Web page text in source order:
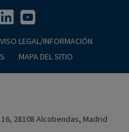
LEGAL/INFORMACIÓN
MAPA DEL SITIO
28108 Alcobendas, Madrid